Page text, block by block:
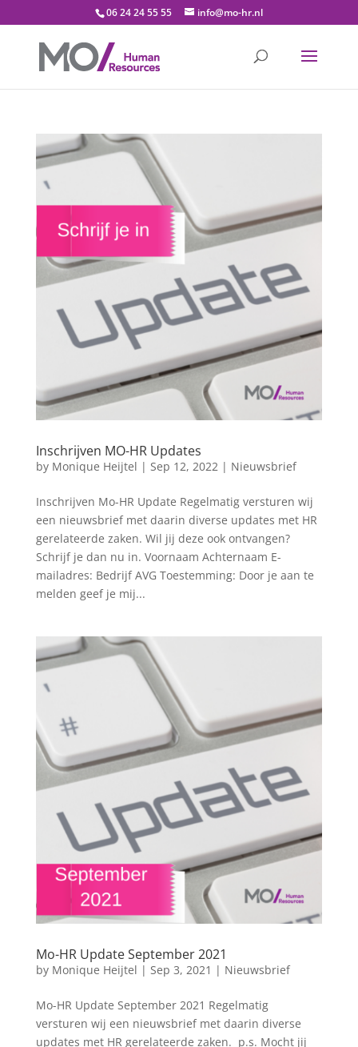
06 24 24 55 55 info@mo-hr.nl
Inschrijven MO-HR Updates
by Monique Heijtel | Sep 12, 2022| Nieuwsbrief
Inschrijven Mo-HR Update Regelmatig versturen wij
een nieuwsbrief met daarin diverse updates met HR
gerelateerde zaken. Wil jij deze ook ontvangen?
Schrijf je dan nu in. Voornaam Achternaam E-
mailadres: Bedrijf AVG Toestemming: Door je aan te
melden geef je mij...
Mo-HR Update September 2021
by Monique Heijtel | Sep 3, 2021 | Nieuwsbrief
Mo-HR Update September 2021 Regelmatig
versturen wij een nieuwsbrief met daarin diverse
updates met HR gerelateerde zaken. p.s. Mocht jij